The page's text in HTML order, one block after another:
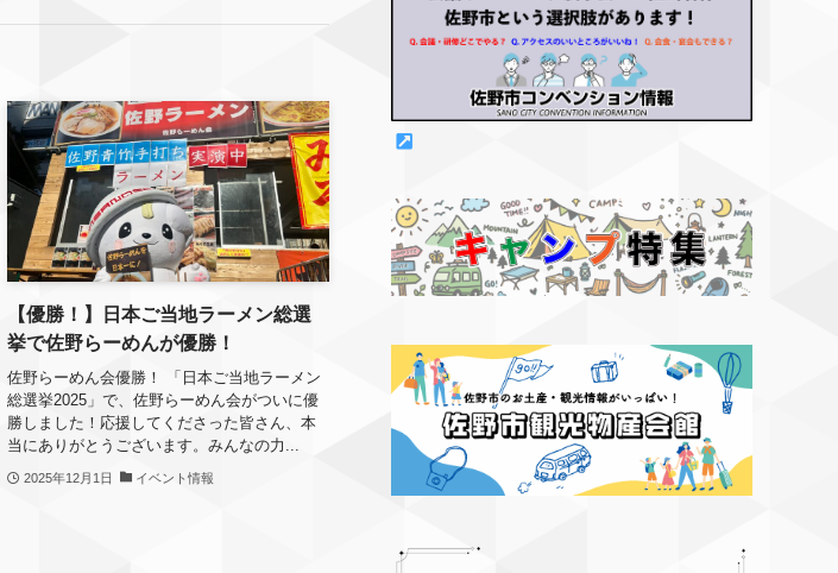
【優勝！】日本ご当地ラーメン総選
挙で佐野らーめんが優勝！
佐野らーめん会優勝！ 「日本ご当地ラーメン
総選挙2025」で、佐野らーめん会がついに優
勝しました！応援してくださった皆さん、本
当にありがとうございます。みんなの力...
2025年12月1日 イベント情報